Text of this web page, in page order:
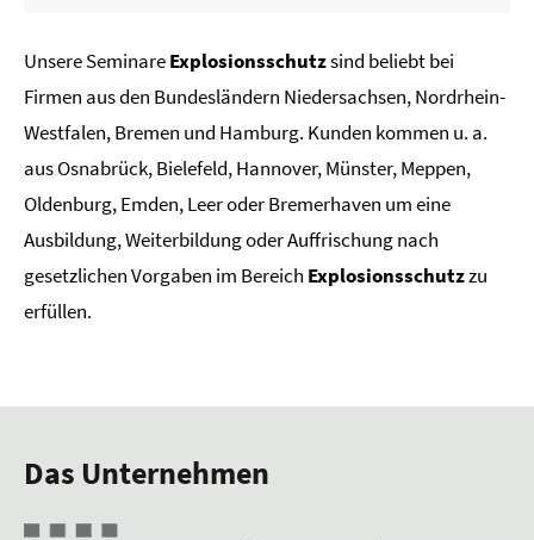
Unsere SeminareExplosionsschutzsind beliebt bei
Firmen aus den Bundesländern Niedersachsen, Nordrhein-
Westfalen, Bremen und Hamburg. Kunden kommen u. a.
aus Osnabrück, Bielefeld, Hannover, Münster, Meppen,
Oldenburg, Emden, Leer oder Bremerhaven um eine
Ausbildung, Weiterbildung oder Auffrischung nach
gesetzlichen Vorgaben im Bereich Explosionsschutzzu
erfüllen.
Das Unternehmen